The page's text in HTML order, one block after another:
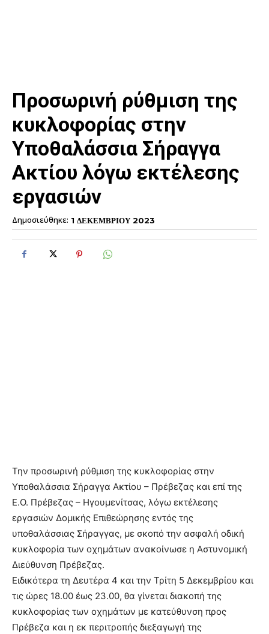
Προσωρινή ρύθμιση της
κυκλοφορίας στην
Υποθαλάσσια Σήραγγα
Ακτίου λόγω εκτέλεσης
εργασιών
Δημοσιεύθηκε: 1 ΔΕΚΕΜΒΡΙΟΥ 2023
Την προσωρινή ρύθμιση της κυκλοφορίας στην
Υποθαλάσσια Σήραγγα Ακτίου – Πρέβεζας και επί της
Ε.Ο. Πρέβεζας – Ηγουμενίτσας, λόγω εκτέλεσης
εργασιών Δομικής Επιθεώρησης εντός της
υποθαλάσσιας Σήραγγας, με σκοπό την ασφαλή οδική
κυκλοφορία των οχημάτων ανακοίνωσε η Αστυνομική
Διεύθυνση Πρέβεζας.
Ειδικότερα τη Δευτέρα 4 και την Τρίτη 5 Δεκεμβρίου και
τις ώρες 18.00 έως 23.00, θα γίνεται διακοπή της
κυκλοφορίας των οχημάτων με κατεύθυνση προς
Πρέβεζα και η εκ περιτροπής διεξαγωγή της